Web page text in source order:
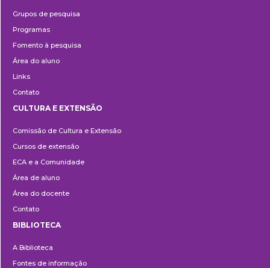
Grupos de pesquisa
Programas
Fomento à pesquisa
Área do aluno
Links
Contato
e
Extensão
CULTURA E EXTENSÃO
Comissão de Cultura e Extensão
Cursos de extensão
ECA e a Comunidade
Área de aluno
Área do docente
Contato
BIBLIOTECA
A Biblioteca
Fontes de informação